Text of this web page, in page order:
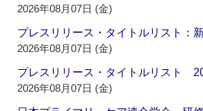
2026年08月07日 (金)
プレスリリース・タイトルリスト：
2026年08月07日 (金)
プレスリリース・タイトルリスト
2026年08月07日 (金)